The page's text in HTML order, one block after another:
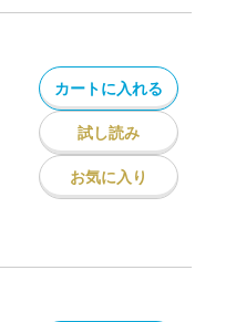
カートに入れる
試し読み
お気に入り